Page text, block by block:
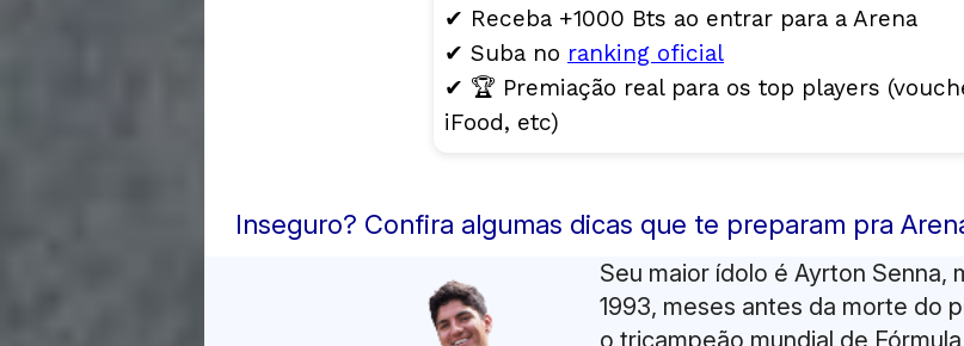
✔ Receba +1000 Bts ao entrar para a Arena
✔ Suba no ranking oficial
✔ 🏆 Premiação real para os top players
iFood, etc)
Inseguro? Confira algumas dicas que te preparam pra
Seu maior ídolo é Ayrton Senna,
1993, meses antes da morte do
o tricampeão mundial de